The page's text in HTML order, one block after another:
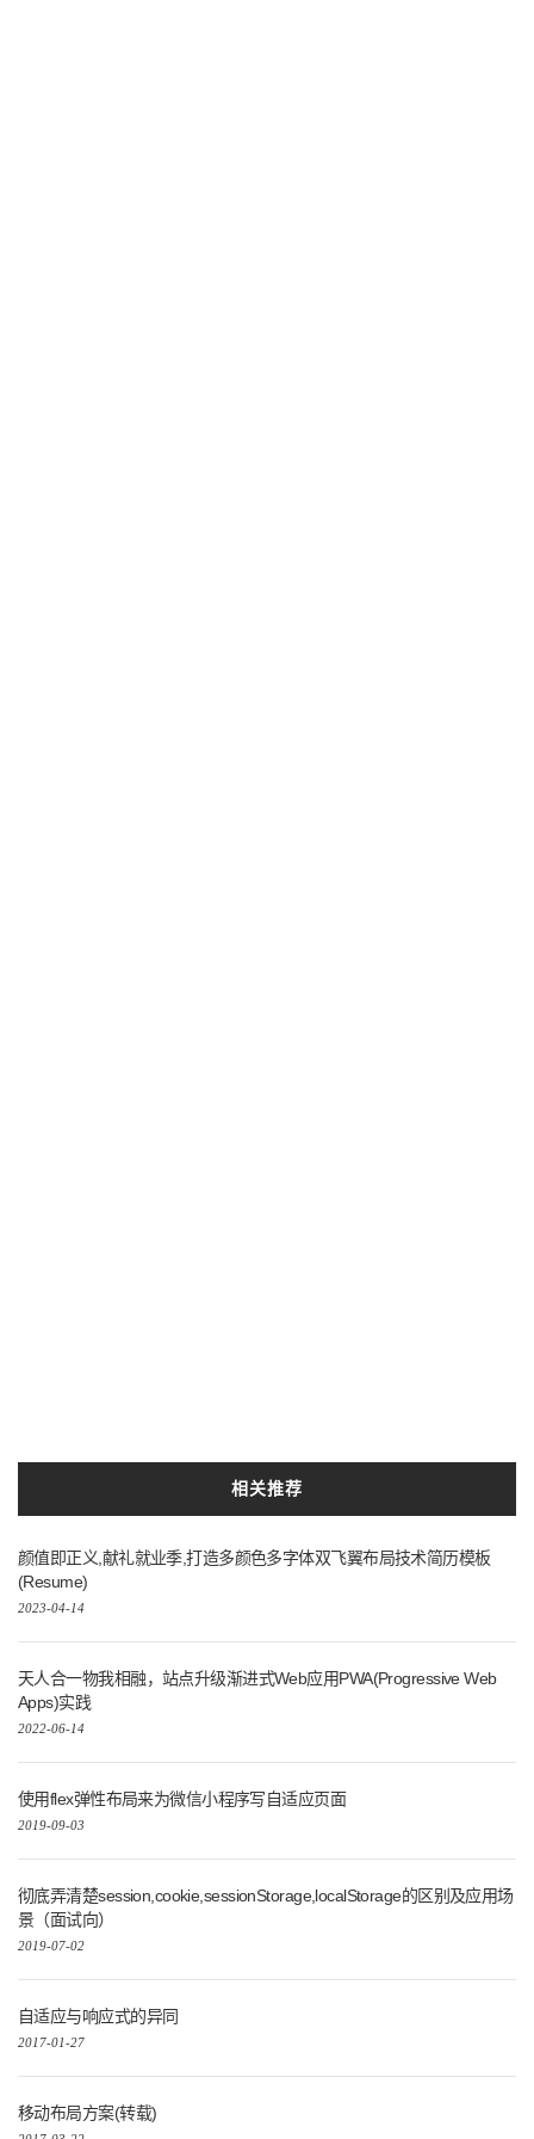
相关推荐
颜值即正义,献礼就业季,打造多颜色多字体双飞翼布局技术简历模板
(Resume)
2023-04-14
天人合一物我相融，站点升级渐进式Web应用PWA(Progressive Web
Apps)实践
2022-06-14
使用flex弹性布局来为微信小程序写自适应页面
2019-09-03
彻底弄清楚session,cookie,sessionStorage,localStorage的区别及应用场
景（面试向）
2019-07-02
自适应与响应式的异同
2017-01-27
移动布局方案(转载)